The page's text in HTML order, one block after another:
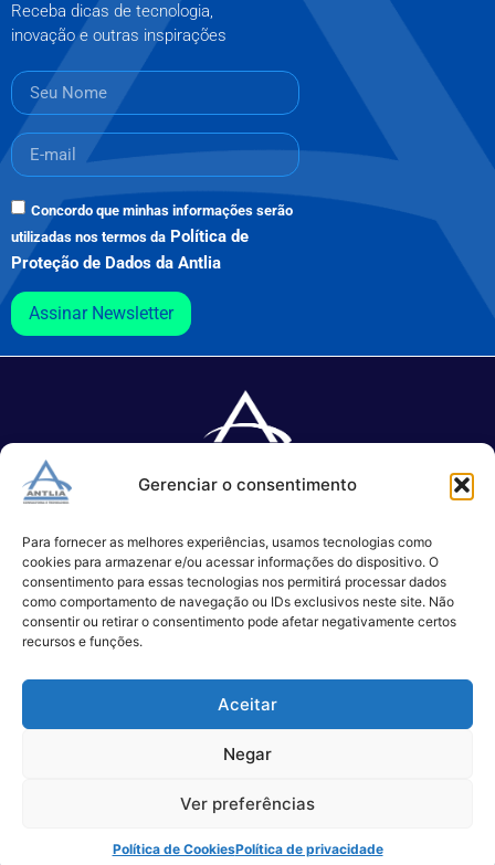
Gerenciar o consentimento
Para fornecer as melhores experiências, usamos tecnologias como
cookies para armazenar e/ou acessar informações do dispositivo. O
consentimento para essas tecnologias nos permitirá processar dados
como comportamento de navegação ou IDs exclusivos neste site. Não
consentir ou retirar o consentimento pode afetar negativamente certos
recursos e funções.
Aceitar
Negar
Ver preferências
Política de CookiesPolítica de privacidade
Receba dicas de tecnologia,
inovação e outras inspirações
Concordo que minhas informações serão
utilizadas nos termos da Política de
Proteção de Dados da Antlia
Assinar Newsletter
TI.
(11) 3017-0999
São Paulo
Alameda Campinas, 1100 – 3°Andar,